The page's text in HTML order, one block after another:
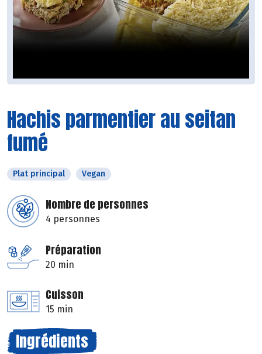
Hachis parmentier au seitan
fumé
Plat principal Vegan
Nombre de personnes
4 personnes
Préparation
20 min
Cuisson
15 min
Ingrédients